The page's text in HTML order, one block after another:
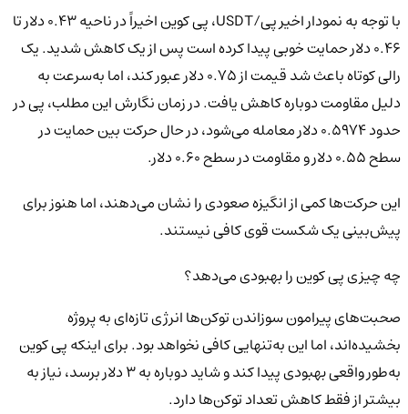
با توجه به نمودار اخیر پی/USDT، پی کوین اخیراً در ناحیه ۰.۴۳ دلار تا
۰.۴۶ دلار حمایت خوبی پیدا کرده است پس از یک کاهش شدید. یک
رالی کوتاه باعث شد قیمت از ۰.۷۵ دلار عبور کند، اما به‌سرعت به
دلیل مقاومت دوباره کاهش یافت. در زمان نگارش این مطلب، پی در
حدود ۰.۵۹۷۴ دلار معامله می‌شود، در حال حرکت بین حمایت در
سطح ۰.۵۵ دلار و مقاومت در سطح ۰.۶۰ دلار.
این حرکت‌ها کمی از انگیزه صعودی را نشان می‌دهند، اما هنوز برای
پیش‌بینی یک شکست قوی کافی نیستند.
چه چیزی پی کوین را بهبودی می‌دهد؟
صحبت‌های پیرامون سوزاندن توکن‌ها انرژی تازه‌ای به پروژه
بخشیده‌اند، اما این به‌تنهایی کافی نخواهد بود. برای اینکه پی کوین
به‌طور واقعی بهبودی پیدا کند و شاید دوباره به ۳ دلار برسد، نیاز به
بیشتر از فقط کاهش تعداد توکن‌ها دارد.